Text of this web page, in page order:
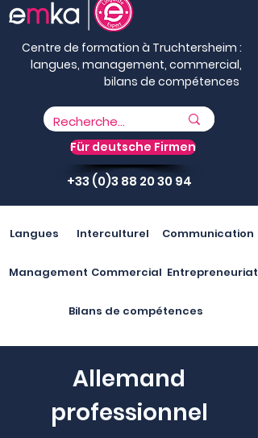
Langues Interculturel Communication
Management Commercial Entrepreneuriat
Bilans de compétences
Centre de formation à Truchtersheim :
langues, management, commercial,
bilans de compétences
Für deutsche Firmen
+33 (0)3 88 20 30 94
Allemand
professionnel